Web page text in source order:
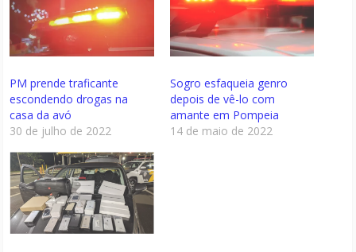
PM prende traficante
escondendo drogas na
casa da avó
30 de julho de 2022
Sogro esfaqueia genro
depois de vê-lo com
amante em Pompeia
14 de maio de 2022